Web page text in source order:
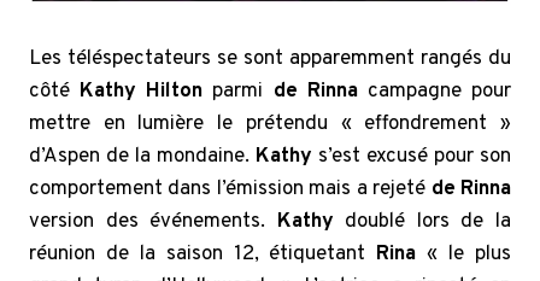
Les téléspectateurs se sont apparemment rangés du
côté Kathy Hilton parmi de Rinnacampagne pour
mettre en lumière le prétendu « effondrement »
d’Aspen de la mondaine. Kathy s’est excusé pour son
comportement dans l’émission mais a rejeté de Rinna
version des événements. Kathy doublé lors de la
réunion de la saison 12, étiquetant Rina « le plus